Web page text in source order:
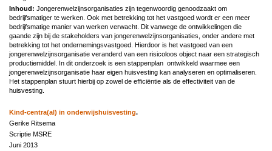
Inhoud: Jongerenwelzijnsorganisaties zijn tegenwoordig genoodzaakt om
bedrijfsmatiger te werken. Ook met betrekking tot het vastgoed wordt er een meer
bedrijfsmatige manier van werken verwacht. Dit vanwege de ontwikkelingen die
gaande zijn bij de stakeholders van jongerenwelzijnsorganisaties, onder andere met
betrekking tot het ondernemingsvastgoed. Hierdoor is het vastgoed van een
jongerenwelzijnsorganisatie veranderd van een risicoloos object naar een strategisch
productiemiddel. In dit onderzoek is een stappenplan ontwikkeld waarmee een
jongerenwelzijnsorganisatie haar eigen huisvesting kan analyseren en optimaliseren.
Het stappenplan stuurt hierbij op zowel de efficiëntie als de effectiviteit van de
huisvesting.
Kind-centra(al) in onderwijshuisvesting.
Gerike Ritsema
Scriptie MSRE
Juni 2013